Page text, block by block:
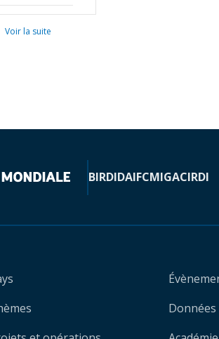
Voir la suite
BIRDIDAIFCMIGACIRDI
Données